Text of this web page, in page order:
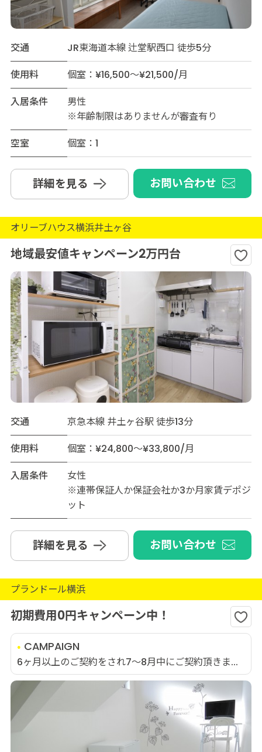
交通
JR東海道本線 辻堂駅西口 徒歩5分
使用料
個室：¥16,500～¥21,500/月
入居条件
男性
※年齢制限はありませんが審査有り
空室
個室：1
詳細を見る お問い合わせ
オリーブハウス横浜井土ヶ谷
地域最安値キャンペーン2万円台
交通
京急本線 井土ヶ谷駅 徒歩13分
使用料
個室：¥24,800～¥33,800/月
入居条件
女性
※連帯保証人か保証会社か3か月家賃デポジ
ット
詳細を見る お問い合わせ
プランドール横浜
初期費用0円キャンペーン中！
CAMPAIGN
6ヶ月以上のご契約をされ7～8月中にご契約頂きま...